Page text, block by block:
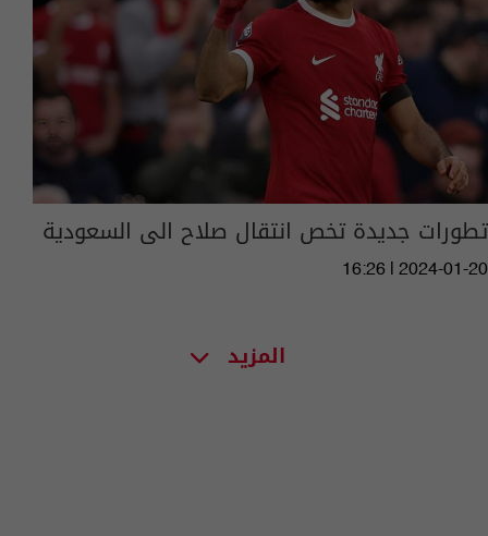
تطورات جديدة تخص انتقال صلاح الى السعودية
16:26 | 2024-01-20
المزيد